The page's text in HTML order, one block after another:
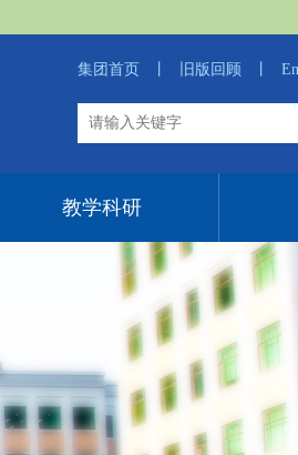
集团首页 旧版回顾
教学科研